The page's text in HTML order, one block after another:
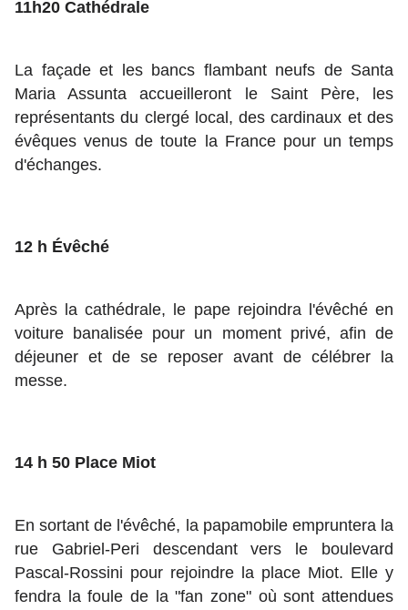
11h20 Cathédrale
La façade et les bancs flambant neufs de Santa
Maria Assunta accueilleront le Saint Père, les
représentants du clergé local, des cardinaux et des
évêques venus de toute la France pour un temps
d'échanges.
12 h Évêché
Après la cathédrale, le pape rejoindra l'évêché en
voiture banalisée pour un moment privé, afin de
déjeuner et de se reposer avant de célébrer la
messe.
14 h 50 Place Miot
En sortant de l'évêché, la papamobile empruntera la
rue Gabriel-Peri descendant vers le boulevard
Pascal-Rossini pour rejoindre la place Miot. Elle y
fendra la foule de la "fan zone" où sont attendues